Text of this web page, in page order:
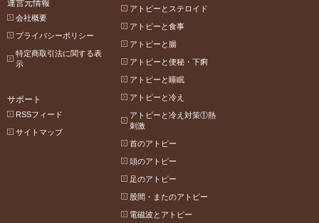
アトピーとステロイド
アトピーと食事
アトピーと腸
アトピーと便秘・下痢
アトピーと睡眠
アトピーと冷え
アトピーと冷え対策①熱
刺激
首のアトピー
頭のアトピー
足のアトピー
股間・またのアトピー
電磁波とアトピー
運営元情報
会社概要
プライバシーポリシー
特定商取引法に関する表
示
サポート
RSSフィード
サイトマップ